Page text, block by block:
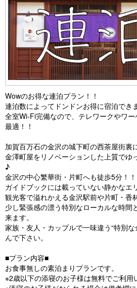
Wowのお得な連泊プラン！！
連泊数によってドンドンお得に宿泊でき
全室Wi-Fi完備なので、テレワークやワ
最適！！
加賀百万石の金沢の城下町の西茶屋街裏
金澤町屋をリノベーションした上質でゆ
♪
金沢の中心繁華街・片町へも徒歩5分！！
ガイドブックには載っていない静かなエ
観光客で溢れかえる金沢駅前や片町・香
少し緊張感の漂う特別なローカルな時間
来ます。
家族・友人・カップルで一味違う“特別
んで下さい。
■プラン内容■
お食事無しの素泊まりプランです。
※2歳以下の添寝のお子様は無料でご利用